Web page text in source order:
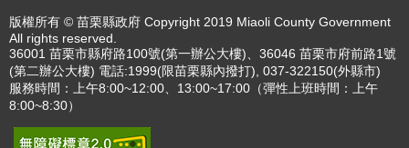
版權所有 © 苗栗縣政府 Copyright 2019 Miaoli County Government
All rights reserved.
36001 苗栗市縣府路100號(第一辦公大樓)、36046 苗栗市府前路1號
(第二辦公大樓) 電話:1999(限苗栗縣內撥打), 037-322150(外縣市)
服務時間：上午8:00~12:00、13:00~17:00（彈性上班時間：上午
8:00~8:30）